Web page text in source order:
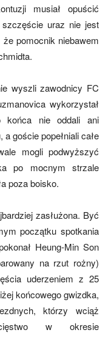
musiał opuścić
uraz nie jest
pomocnik niebawem
wyszli zawodnicy FC
wykorzystał
końca nie oddali ani
goście popełniali całe
mogli podwyższyć
po mocnym strzale
poza boisko.
zasłużona. Być
początku spotkania
Heung-Min Son
na rzut rożny)
uderzeniem z 25
końcowego gwizdka,
którzy wciąż
w okresie